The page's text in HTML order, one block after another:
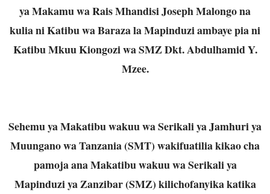
ya Makamu wa Rais Mhandisi Joseph Malongo na
kulia ni Katibu wa Baraza la Mapinduzi ambaye pia ni
Katibu Mkuu Kiongozi wa SMZ Dkt. Abdulhamid Y.
Mzee.
Sehemu ya Makatibu wakuu wa Serikali ya Jamhuri ya
Muungano wa Tanzania (SMT) wakifuatilia kikao cha
pamoja ana Makatibu wakuu wa Serikali ya
Mapinduzi ya Zanzibar (SMZ) kilichofanyika katika